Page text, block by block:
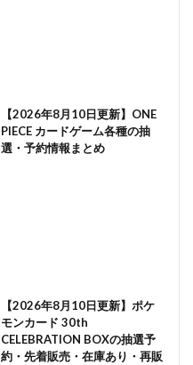
【2026年8月10日更新】ONE
PIECE カードゲーム各種の抽
選・予約情報まとめ
【2026年8月10日更新】ポケ
モンカード 30th
CELEBRATION BOXの抽選予
約・先着販売・在庫あり・再販